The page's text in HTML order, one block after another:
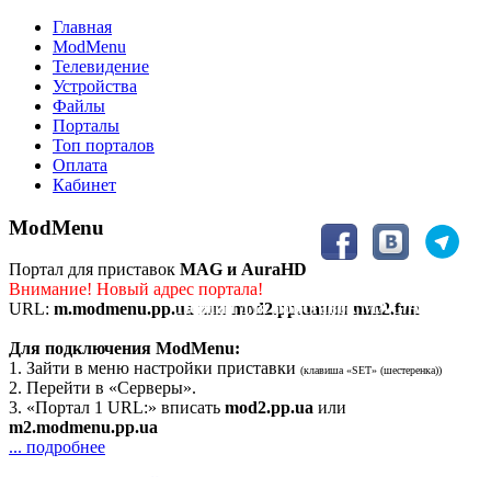
Главная
ModMenu
Телевидение
Устройства
Файлы
Порталы
Топ порталов
Оплата
Кабинет
Портал для приставок MAG/AuraHD
ModMenu
Портал для приставок MAG и AuraHD
Внимание! Новый адрес портала!
URL: m.modmenu.pp.ua или mod2.pp.uaили mm2.fun
Для подключения ModMenu:
1. Зайти в меню настройки приставки (клавиша «SET» (шестеренка))
2. Перейти в «Серверы».
3. «Портал 1 URL:» вписать mod2.pp.ua или
m2.modmenu.pp.ua
... подробнее